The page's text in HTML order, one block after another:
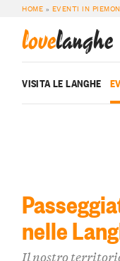
HOME » EVENTI IN PIEMONTE,
lovelanghe
VISITA LE LANGHE
nelle
Il nostro